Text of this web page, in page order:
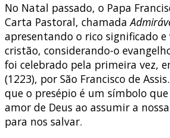
No Natal passado, o Papa
Carta Pastoral, chamada
apresentando o rico significado
cristão, considerando-o
foi celebrado pela primeira vez,
(1223), por São Francisco de
que o presépio é um símbolo
amor de Deus ao assumir a
para nos salvar.